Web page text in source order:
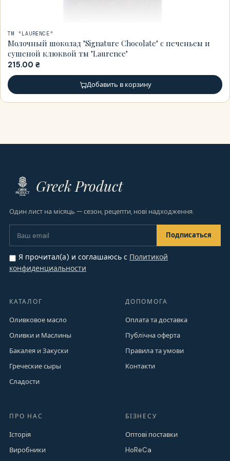
ТМ "LAURENCE"
Молочный шоколад "Signature Chocolate" с печеньем и
сушеной клюквой тм "Laurence"
215.00 ₴
Добавить в корзину
Greek Product
Один лист на місяць — сезон, рецепти, нові надходження.
Я прочитал(а) и соглашаюсь с Политикой
конфиденциальности
КАТАЛОГ
Оливковое масло
Оливки и Маслины
Бакалея и Закуски
Греческие сыры
Сладости
ДОПОМОГА
Оплата та доставка
Публічна оферта
Правила та умови
Контакти
ПРО НАС
Історія
Виробники
БІЗНЕСУ
Оптові поставки
HoReCa